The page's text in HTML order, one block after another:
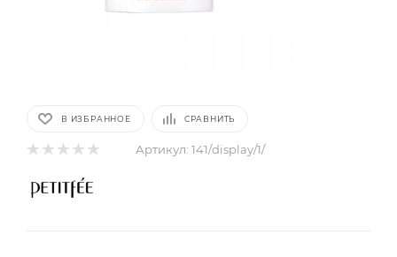
В ИЗБРАННОЕ СРАВНИТЬ
Артикул: 141/display/1/